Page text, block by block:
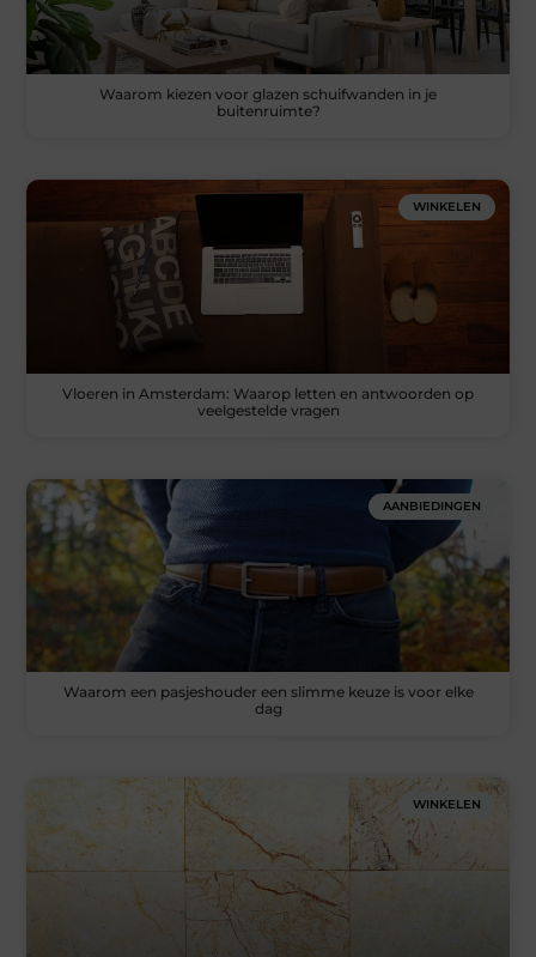
Waarom kiezen voor glazen schuifwanden in je
buitenruimte?
WINKELEN
Vloeren in Amsterdam: Waarop letten en antwoorden op
veelgestelde vragen
AANBIEDINGEN
Waarom een pasjeshouder een slimme keuze is voor elke
dag
WINKELEN